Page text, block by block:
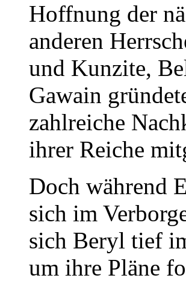
Hoffnung der
anderen
und Kunzite,
Gawain
zahlreiche
ihrer Reiche
Doch während
sich im
sich Beryl tief
um ihre Pläne